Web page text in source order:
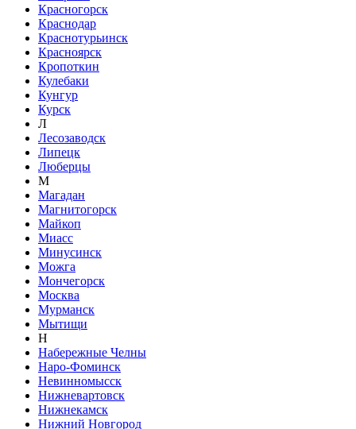
Красногорск
Краснодар
Краснотурьинск
Красноярск
Кропоткин
Кулебаки
Кунгур
Курск
Л
Лесозаводск
Липецк
Люберцы
М
Магадан
Магнитогорск
Майкоп
Миасс
Минусинск
Можга
Мончегорск
Москва
Мурманск
Мытищи
Н
Набережные Челны
Наро-Фоминск
Невинномысск
Нижневартовск
Нижнекамск
Нижний Новгород